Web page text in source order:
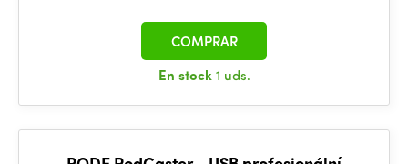
En stock1 uds.
COMPRAR